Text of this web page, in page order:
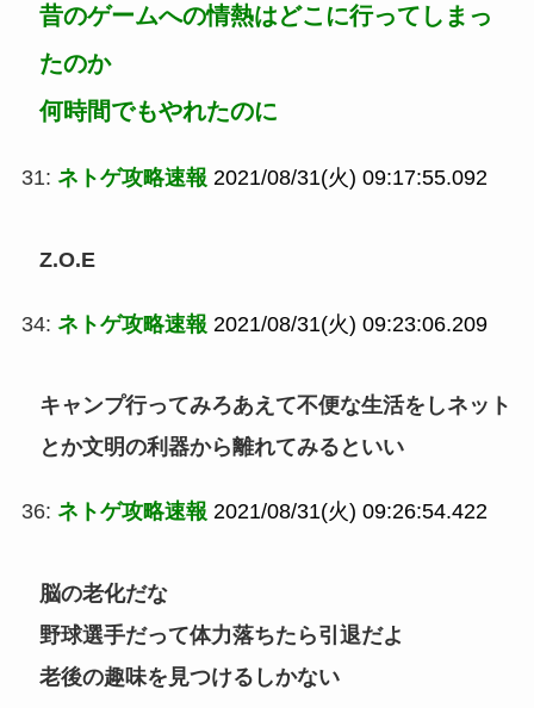
昔のゲームへの情熱はどこに行ってしまっ
たのか
何時間でもやれたのに
31: ネトゲ攻略速報 2021/08/31(火) 09:17:55.092
Z.O.E
34: ネトゲ攻略速報 2021/08/31(火) 09:23:06.209
キャンプ行ってみろあえて不便な生活をしネット
とか文明の利器から離れてみるといい
36: ネトゲ攻略速報 2021/08/31(火) 09:26:54.422
脳の老化だな
野球選手だって体力落ちたら引退だよ
老後の趣味を見つけるしかない